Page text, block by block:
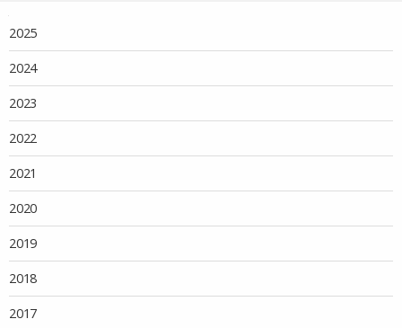
2025
2024
2023
2022
2021
2020
2019
2018
2017